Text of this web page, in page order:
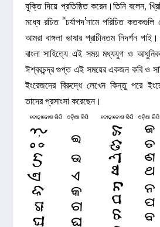
যুক্তি দিয়ে প্রতিষ্ঠিত করেন।তিনি বলেন,
মধ্যে রচিত “চর্যাপদ’নামে পরিচিত
আমরা বাঙ্গলা ভাষার প্রাচীনতম নিদর্শন
বাংলা সাহিত্যে এই সময় মধ্যযুগ ও
ঈশ্বরচন্দ্র গুপ্ত এই সময়ের একজন কবি ও
ইংরেজদের বিরুদ্ধে লেখেন কিন্তু পরে
তাদের প্রসাংসা করেছেন।